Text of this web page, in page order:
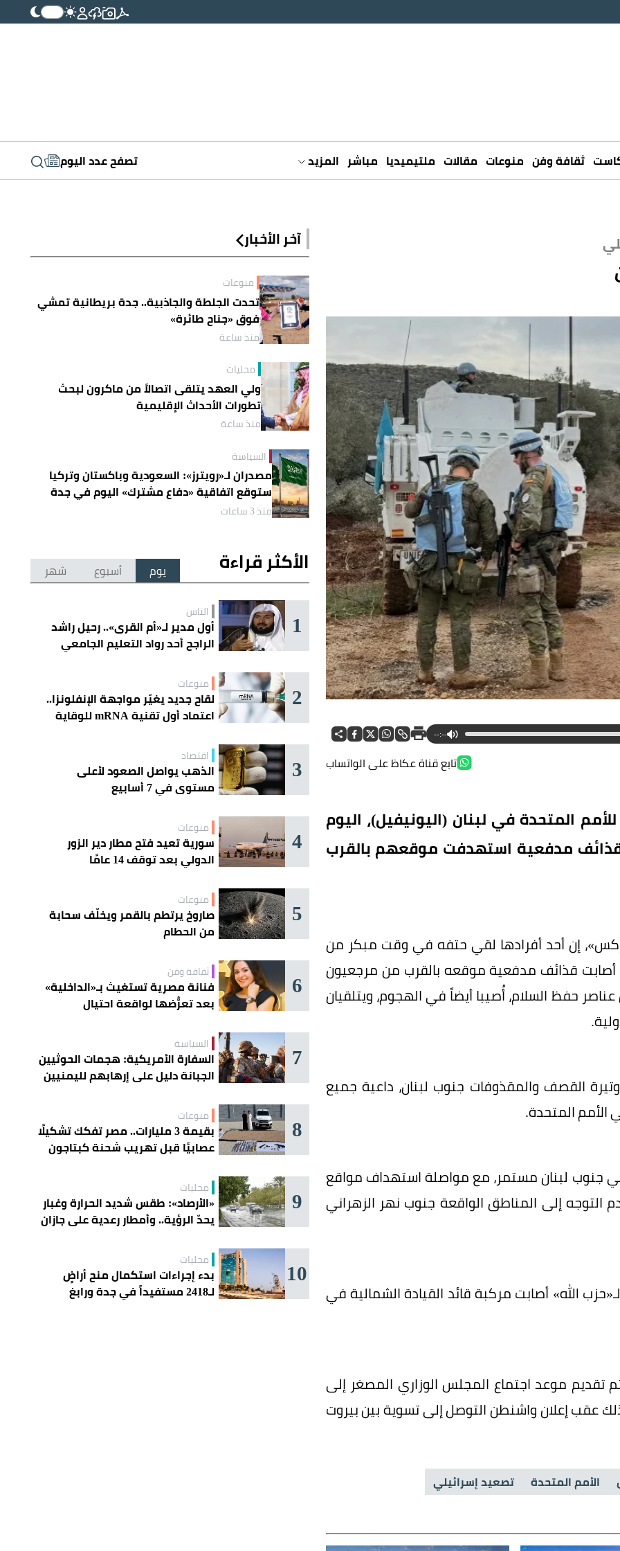
ثقافة وفن منوعات مقالات ملتيميديا مباشر المزيد تصفح عدد اليوم
--:--
تابع قناة عكاظ على الواتساب
المتحدة في لبنان (اليونيفيل)، اليوم
قذائف مدفعية استهدفت موقعهم بالقرب
إن أحد أفرادها لقي حتفه في وقت مبكر من
أصابت قذائف مدفعية موقعه بالقرب من مرجعيون
حفظ السلام، أُصيبا أيضاً في الهجوم، ويتلقيان
القصف والمقذوفات جنوب لبنان، داعية جميع
الأمم المتحدة.
جنوب لبنان مستمر، مع مواصلة استهداف مواقع
التوجه إلى المناطق الواقعة جنوب نهر الزهراني
الله» أصابت مركبة قائد القيادة الشمالية في
13 الإسرائيلية أنه تم تقديم موعد اجتماع المجلس الوزاري المصغر إلى
عقب إعلان واشنطن التوصل إلى تسوية بين بيروت
الأمم المتحدة تصعيد إسرائيلي
آخر الأخبار
منوعات
تحدت الجلطة والجاذبية.. جدة بريطانية تمشي
فوق «جناح طائرة»
منذ ساعة
محليات
ولي العهد يتلقى اتصالاً من ماكرون لبحث
تطورات الأحداث الإقليمية
منذ ساعة
السياسة
مصدران لـ«رويترز»: السعودية وباكستان وتركيا
ستوقع اتفاقية «دفاع مشترك» اليوم في جدة
منذ 3 ساعات
الأكثر قراءة يوم أسبوع شهر
1 الناس
أول مدير لـ«أم القرى».. رحيل راشد
الراجح أحد رواد التعليم الجامعي
2 منوعات
لقاح جديد يغيّر مواجهة الإنفلونزا..
اعتماد أول تقنية mRNA للوقاية
3 اقتصاد
الذهب يواصل الصعود لأعلى
مستوى في 7 أسابيع
4 منوعات
سورية تعيد فتح مطار دير الزور
الدولي بعد توقف 14 عامًا
5 منوعات
صاروخ يرتطم بالقمر ويخلّف سحابة
من الحطام
6 ثقافة وفن
فنانة مصرية تستغيث بـ«الداخلية»
بعد تعرُّضها لواقعة احتيال
7 السياسة
السفارة الأمريكية: هجمات الحوثيين
الجبانة دليل على إرهابهم لليمنيين
8 منوعات
بقيمة 3 مليارات.. مصر تفكك تشكيلًا
عصابيًا قبل تهريب شحنة كبتاجون
9 محليات
«الأرصاد»: طقس شديد الحرارة وغبار
يحدّ الرؤية.. وأمطار رعدية على جازان
10 محليات
بدء إجراءات استكمال منح أراضٍ
لـ2418 مستفيداً في جدة ورابغ